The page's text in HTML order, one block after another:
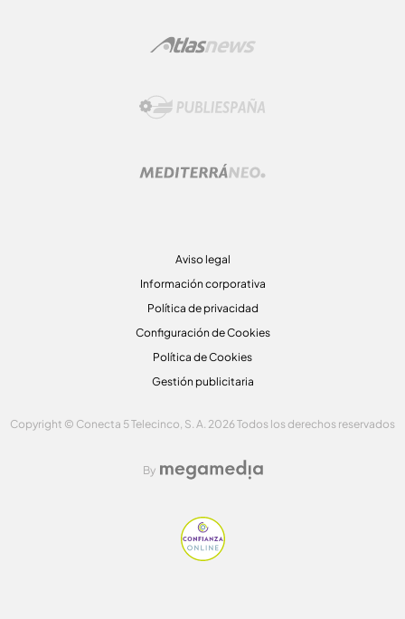
Aviso legal
Información corporativa
Política de privacidad
Configuración de Cookies
Política de Cookies
Gestión publicitaria
Copyright © Conecta 5 Telecinco, S. A. 2026 Todos los derechos reservados
By